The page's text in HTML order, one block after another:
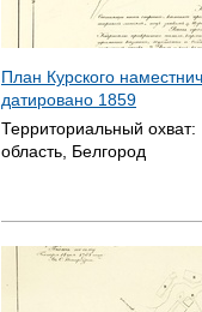
План Курского
датировано 1859
Территориальный охват:
область, Белгород